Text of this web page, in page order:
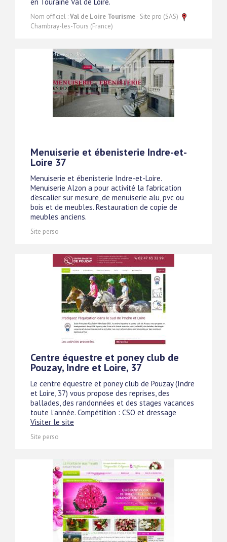
Nom officiel :Val de Loire Tourisme- Site pro (SAS)
Chambray-les-Tours (France)
Menuiserie et ébenisterie Indre-et-
Loire 37
Menuiserie et ébenisterie Indre-et-Loire.
Menuiserie Alzon a pour activité la fabrication
d'escalier sur mesure, de menuiserie alu, pvc ou
bois et de meubles. Restauration de copie de
meubles anciens.
Site perso
Centre équestre et poney club de
Pouzay, Indre et Loire, 37
Le centre équestre et poney club de Pouzay (Indre
et Loire, 37) vous propose des reprises, des
ballades, des randonnées et des stages vacances
toute l'année. Compétition : CSO et dressage
Visiter le site
Site perso